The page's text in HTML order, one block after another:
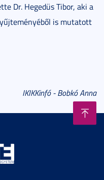
Dr. Hegedüs Tibor, aki a
is mutatott
IKIKKinfó - Bobkó Anna